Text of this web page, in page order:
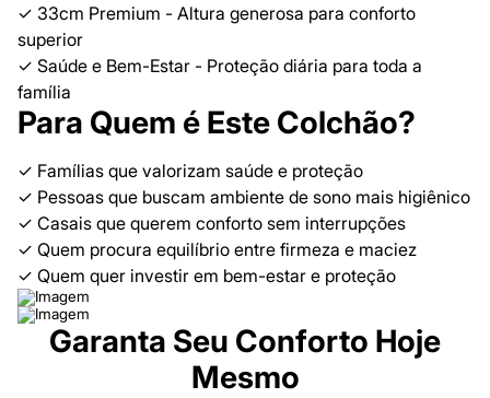
✓ 33cm Premium - Altura generosa para conforto
superior
✓ Saúde e Bem-Estar - Proteção diária para toda a
família
Para Quem é Este Colchão?
✓ Famílias que valorizam saúde e proteção
✓ Pessoas que buscam ambiente de sono mais higiênico
✓ Casais que querem conforto sem interrupções
✓ Quem procura equilíbrio entre firmeza e maciez
✓ Quem quer investir em bem-estar e proteção
Garanta Seu Conforto Hoje
Mesmo